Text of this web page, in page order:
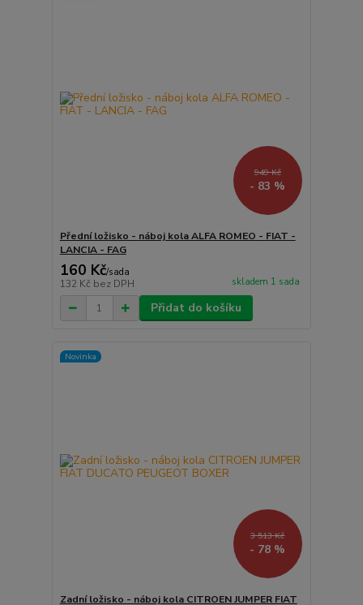
949 Kč
- 83 %
Přední ložisko - náboj kola ALFA ROMEO - FIAT -
LANCIA - FAG
160 Kč/sada
132 Kč bez DPH skladem 1 sada
Přidat do košíku
Novinka
3 513 Kč
- 78 %
Zadní ložisko - náboj kola CITROEN JUMPER FIAT